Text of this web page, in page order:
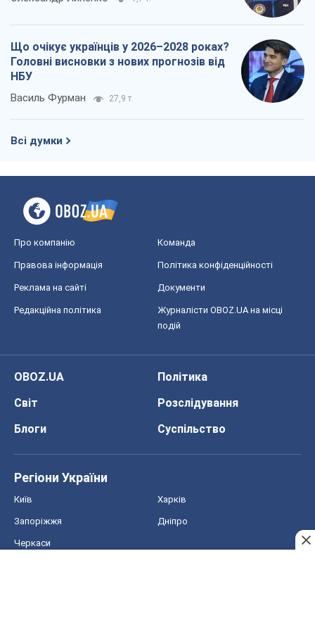
Що очікує українців у 2026–2028 роках?
Головні висновки з нових прогнозів від
НБУ
Василь Фурман 27,9 т.
Всі думки
Про компанію Команда
Правова інформація Політика конфіденційності
Реклама на сайті Документи
Редакційна політика
Журналісти OBOZ.UA на місці
подій
OBOZ.UA
Політика
Світ
Розслідування
Блоги
Суспільство
Регіони України
Київ Харків
Запоріжжя Дніпро
Черкаси